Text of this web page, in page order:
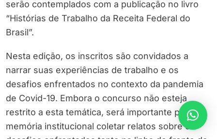
serão contemplados com a publicação no livro
“Histórias de Trabalho da Receita Federal do
Brasil”.
Nesta edição, os inscritos são convidados a
narrar suas experiências de trabalho e os
desafios enfrentados no contexto da pandemia
de Covid-19. Embora o concurso não esteja
restrito a esta temática, será importante para a
memória institucional coletar relatos sobre os